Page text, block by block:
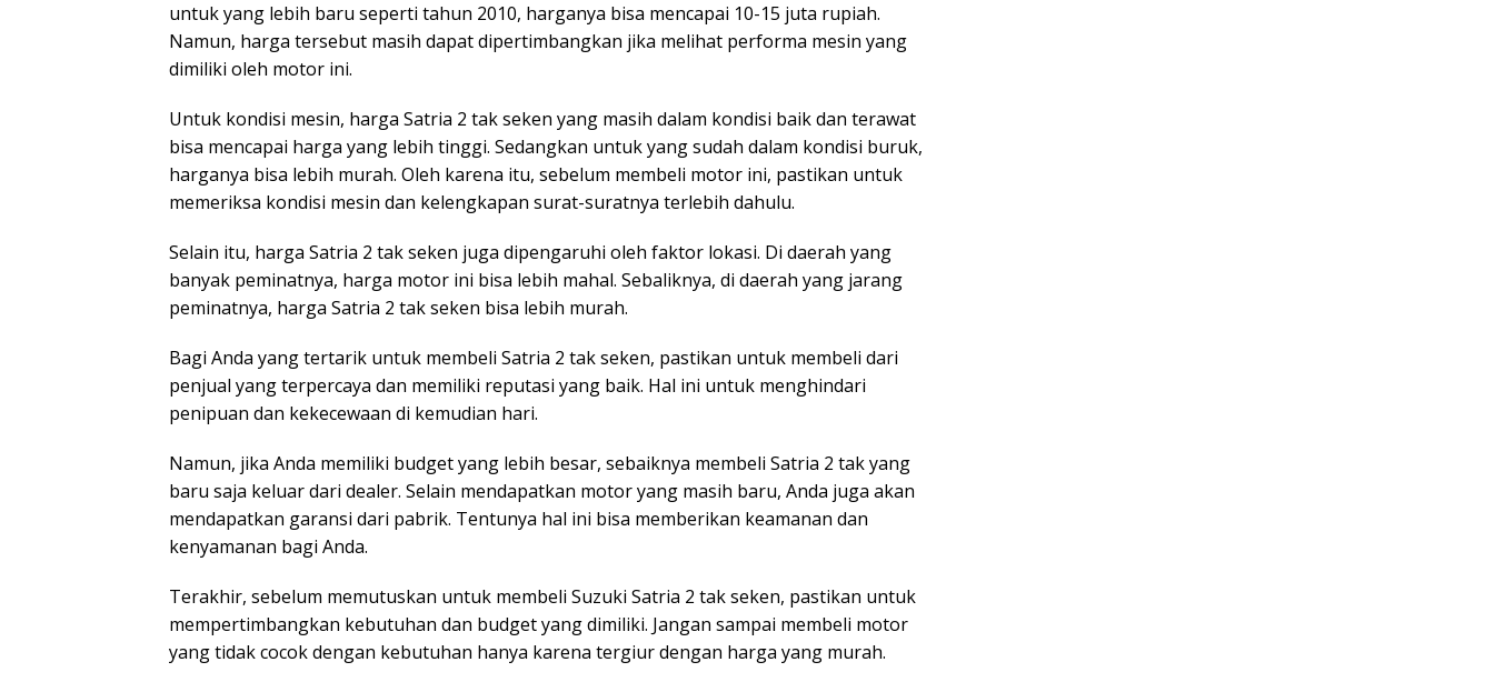
untuk yang lebih baru seperti tahun 2010, harganya bisa mencapai 10-15 juta rupiah.
Namun, harga tersebut masih dapat dipertimbangkan jika melihat performa mesin yang
dimiliki oleh motor ini.
Untuk kondisi mesin, harga Satria 2 tak seken yang masih dalam kondisi baik dan terawat
bisa mencapai harga yang lebih tinggi. Sedangkan untuk yang sudah dalam kondisi buruk,
harganya bisa lebih murah. Oleh karena itu, sebelum membeli motor ini, pastikan untuk
memeriksa kondisi mesin dan kelengkapan surat-suratnya terlebih dahulu.
Selain itu, harga Satria 2 tak seken juga dipengaruhi oleh faktor lokasi. Di daerah yang
banyak peminatnya, harga motor ini bisa lebih mahal. Sebaliknya, di daerah yang jarang
peminatnya, harga Satria 2 tak seken bisa lebih murah.
Bagi Anda yang tertarik untuk membeli Satria 2 tak seken, pastikan untuk membeli dari
penjual yang terpercaya dan memiliki reputasi yang baik. Hal ini untuk menghindari
penipuan dan kekecewaan di kemudian hari.
Namun, jika Anda memiliki budget yang lebih besar, sebaiknya membeli Satria 2 tak yang
baru saja keluar dari dealer. Selain mendapatkan motor yang masih baru, Anda juga akan
mendapatkan garansi dari pabrik. Tentunya hal ini bisa memberikan keamanan dan
kenyamanan bagi Anda.
Terakhir, sebelum memutuskan untuk membeli Suzuki Satria 2 tak seken, pastikan untuk
mempertimbangkan kebutuhan dan budget yang dimiliki. Jangan sampai membeli motor
yang tidak cocok dengan kebutuhan hanya karena tergiur dengan harga yang murah.